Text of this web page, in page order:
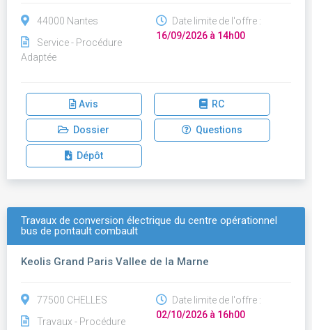
44000 Nantes
Service - Procédure
Adaptée
Date limite de l'offre :
16/09/2026 à 14h00
Avis RC
Dossier Questions
Dépôt
Travaux de conversion électrique du centre opérationnel
bus de pontault combault
Keolis Grand Paris Vallee de la Marne
77500 CHELLES
Travaux - Procédure
Date limite de l'offre :
02/10/2026 à 16h00